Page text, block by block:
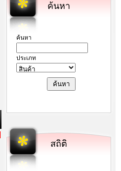
ค้นหา
ค้นหา
ประเภท
สถิติ